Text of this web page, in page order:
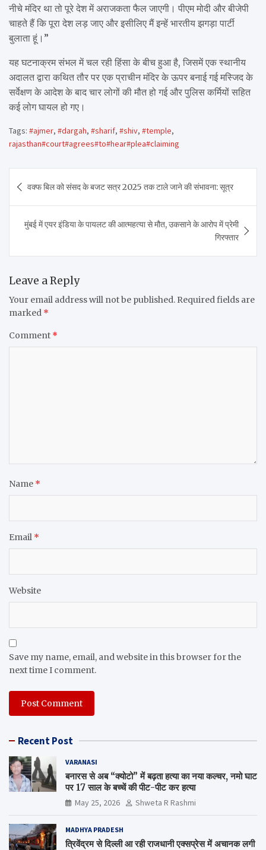
नीचे मंदिर था तो पूरे देश में अराजकता फैल जाएगी। पीएम मोदी और बीजेपी
चाहते हैं कि पूरा देश लड़ जाए और इसीलिए मैं इन्हें भारतीय झगड़ा पार्टी
बुलाता हूं।”
यह घटनाक्रम संभल में चल रही हिंसा के बीच हुआ है, जिसमें एक स्थानीय
अदालत द्वारा कथित तौर पर एक प्राचीन मंदिर के ऊपर बनाई गई मस्जिद के
सर्वेक्षण के आदेश के बाद चार लोगों की मौत हो गई और पुलिस कर्मियों सहित
कई लोग घायल हो गए।
Tags: #ajmer, #dargah, #sharif, #shiv, #temple,
rajasthan#court#agrees#to#hear#plea#claiming
navigation
वक्फ बिल को संसद के बजट सत्र 2025 तक टाले जाने की संभावना: सूत्र
मुंबई में एयर इंडिया के पायलट की आत्महत्या से मौत, उकसाने के आरोप में प्रेमी
गिरफ्तार
Leave a Reply
Your email address will not be published. Required fields are
marked *
Comment *
Name *
Email *
Website
Save my name, email, and website in this browser for the
next time I comment.
Recent Post
VARANASI
बनारस से अब “क्योटो” में बढ़ता हत्या का नया कल्चर, नमो घाट
पर 17 साल के बच्चें की पीट-पीट कर हत्या
May 25, 2026 Shweta R Rashmi
MADHYA PRADESH
त्रिवेंद्रम से दिल्ली आ रही राजधानी एक्सप्रेस में अचानक लगी